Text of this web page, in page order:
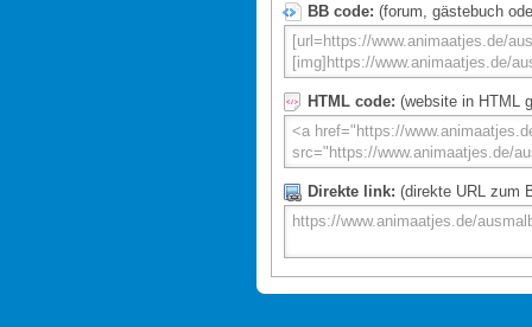
BB code: (forum, gästebuch
HTML code: (website in HTML
Direkte link: (direkte URL zum